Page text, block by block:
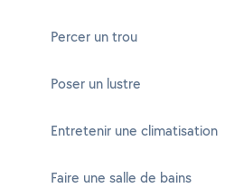
Percer un trou
Poser un lustre
Entretenir une climatisation
Faire une salle de bains